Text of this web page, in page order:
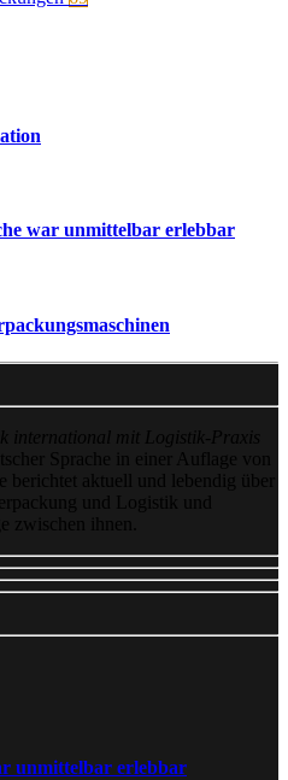
war unmittelbar erlebbar
international mit Logistik-Praxis
Sprache in einer Auflage von
berichtet aktuell und lebendig über
und Logistik und
zwischen ihnen.
unmittelbar erlebbar